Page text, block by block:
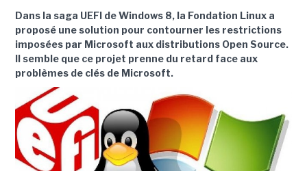
Dans la saga UEFI de Windows 8, la Fondation Linux a
proposé une solution pour contourner les restrictions
imposées par Microsoft aux distributions Open Source.
Il semble que ce projet prenne du retard face aux
problèmes de clés de Microsoft.